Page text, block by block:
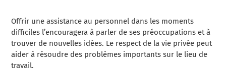
Offrir une assistance au personnel dans les moments
difficiles l’encouragera à parler de ses préoccupations et à
trouver de nouvelles idées. Le respect de la vie privée peut
aider à résoudre des problèmes importants sur le lieu de
travail.